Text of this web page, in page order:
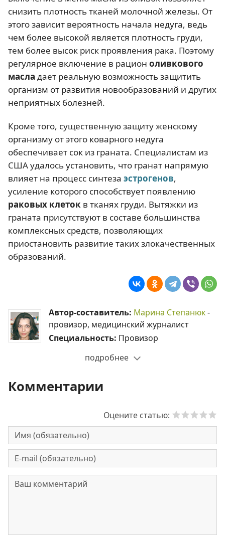
снизить плотность тканей молочной железы. От
этого зависит вероятность начала недуга, ведь
чем более высокой является плотность груди,
тем более высок риск проявления рака. Поэтому
регулярное включение в рацион оливкового
масла дает реальную возможность защитить
организм от развития новообразований и других
неприятных болезней.
Кроме того, существенную защиту женскому
организму от этого коварного недуга
обеспечивает сок из граната. Специалистам из
США удалось установить, что гранат напрямую
влияет на процесс синтеза эстрогенов,
усиление которого способствует появлению
раковых клеток в тканях груди. Вытяжки из
граната присутствуют в составе большинства
комплексных средств, позволяющих
приостановить развитие таких злокачественных
образований.
Автор-составитель: Марина Степанюк-
провизор, медицинский журналист
Специальность: Провизор
подробнее
Комментарии
Оцените статью: